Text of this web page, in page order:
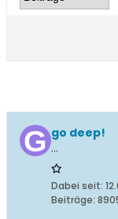
go deep!
...
Dabei seit:
Beiträge: